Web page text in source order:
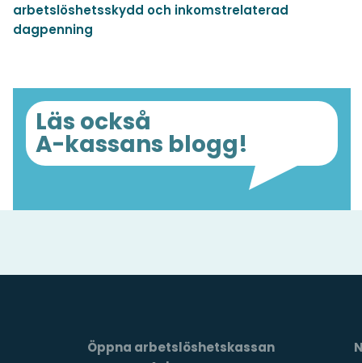
arbetslöshetsskydd och inkomstrelaterad
dagpenning
Läs också
A-kassans blogg!
Öppna arbetslöshetskassan